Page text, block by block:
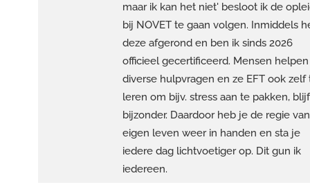
maar ik kan het niet' besloot ik de
bij NOVET te gaan volgen. Inmiddels
deze afgerond en ben ik sinds 2026
officieel gecertificeerd. Mensen
diverse hulpvragen en ze EFT ook zelf
leren om bijv. stress aan te pakken,
bijzonder. Daardoor heb je de regie
eigen leven weer in handen en sta je
iedere dag lichtvoetiger op. Dit gun ik
iedereen.